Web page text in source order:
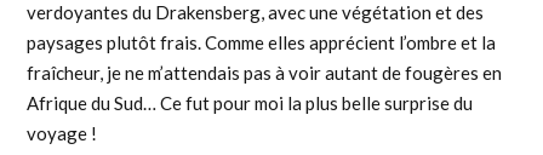
verdoyantes du Drakensberg, avec une végétation et des
paysages plutôt frais. Comme elles apprécient l’ombre et la
fraîcheur, je ne m’attendais pas à voir autant de fougères en
Afrique du Sud… Ce fut pour moi la plus belle surprise du
voyage !